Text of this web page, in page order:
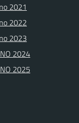
2021
2022
2023
2024
2025